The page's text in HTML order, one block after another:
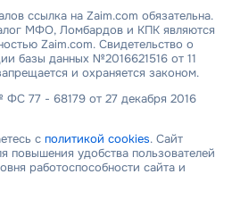
ссылка на Zaim.com обязательна.
МФО, Ломбардов и КПК являются
Zaim.com. Свидетельство о
базы данных №2016621516 от 11
и охраняется законом.
77 - 68179 от 27 декабря 2016
с политикой cookies. Сайт
повышения удобства пользователей
работоспособности сайта и